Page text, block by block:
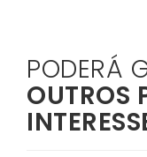
PODERÁ
OUTROS